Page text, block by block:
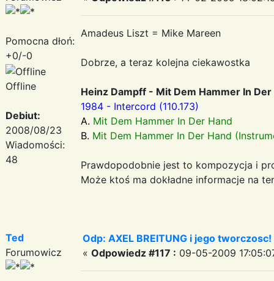
Pomocna dłoń:
+0/-0
Offline
Debiut:
2008/08/23
Wiadomości:
48
Amadeus Liszt = Mike Mareen
Dobrze, a teraz kolejna ciekawostka
Heinz Dampff - Mit Dem Hammer In Der
1984 - Intercord (110.173)
A. Mit Dem Hammer In Der Hand
B. Mit Dem Hammer In Der Hand
Prawdopodobnie jest to kompozycja i
Może ktoś ma dokładne informacje na
Ted
Forumowicz
Odp: AXEL BREITUNG i jego
« Odpowiedz #117 : 09-05-2009